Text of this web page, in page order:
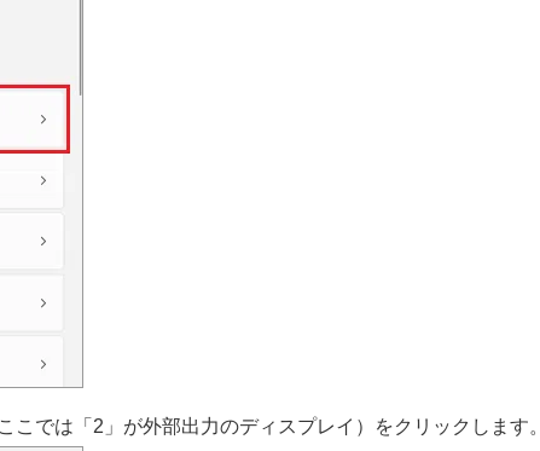
では「2」が外部出力のディスプレイ）をクリックします。